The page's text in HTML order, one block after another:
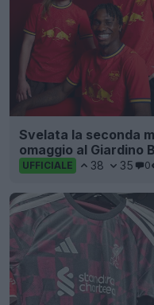
Svelata la seconda
omaggio al Giardino
UFFICIALE 38 35 0